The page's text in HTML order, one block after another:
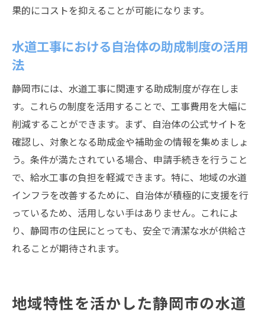
未来を見据えた水源保全の取り組み
教育活動を通じた水の大切さの啓発
果的にコストを抑えることが可能になります。
水道工事における自治体の助成制度の活用
法
静岡市には、水道工事に関連する助成制度が存在しま
す。これらの制度を活用することで、工事費用を大幅に
削減することができます。まず、自治体の公式サイトを
確認し、対象となる助成金や補助金の情報を集めましょ
う。条件が満たされている場合、申請手続きを行うこと
で、給水工事の負担を軽減できます。特に、地域の水道
インフラを改善するために、自治体が積極的に支援を行
っているため、活用しない手はありません。これによ
り、静岡市の住民にとっても、安全で清潔な水が供給さ
れることが期待されます。
地域特性を活かした静岡市の水道